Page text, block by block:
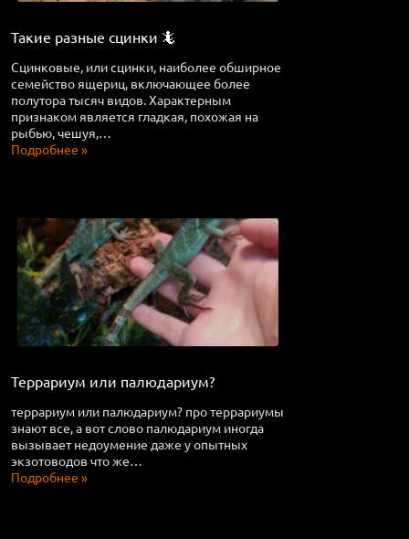
Такие разные сцинки 🦎
Сцинковые, или сцинки, наиболее обширное
семейство ящериц, включающее более
полутора тысяч видов. Характерным
признаком является гладкая, похожая на
рыбью, чешуя,…
Подробнее »
Террариум или палюдариум?
террариум или палюдариум? про террариумы
знают все, а вот слово палюдариум иногда
вызывает недоумение даже у опытных
экзотоводов что же…
Подробнее »